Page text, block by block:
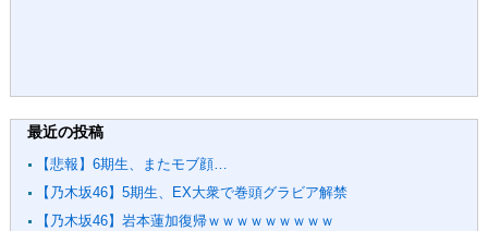
最近の投稿
【悲報】6期生、またモブ顔…
【乃木坂46】5期生、EX大衆で巻頭グラビア解禁
【乃木坂46】岩本蓮加復帰ｗｗｗｗｗｗｗｗｗ